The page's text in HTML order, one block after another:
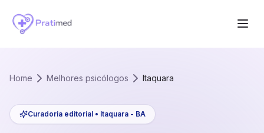
Home Melhores psicólogos Itaquara
Curadoria editorial • Itaquara - BA